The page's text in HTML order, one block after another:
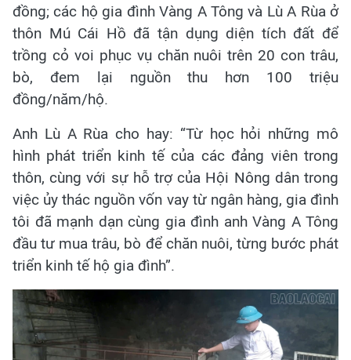
đồng; các hộ gia đìnhVàng A Tông và Lù A Rùa ở
thôn Mú Cái Hồ đã tận dụng diện tích đất để
trồng cỏ voi phục vụ chăn nuôi trên 20 con trâu,
bò, đem lại nguồn thu hơn 100 triệu
đồng/năm/hộ.
Anh Lù A Rùa cho hay: “Từ học hỏi những mô
hình phát triển kinh tế của các đảng viên trong
thôn, cùng với sự hỗ trợ của Hội Nông dân trong
việc ủy thác nguồn vốn vay từ ngân hàng, gia đình
tôi đã mạnh dạn cùng gia đình anh Vàng A Tông
đầu tư mua trâu, bò để chăn nuôi, từng bước phát
triển kinh tế hộ gia đình”.